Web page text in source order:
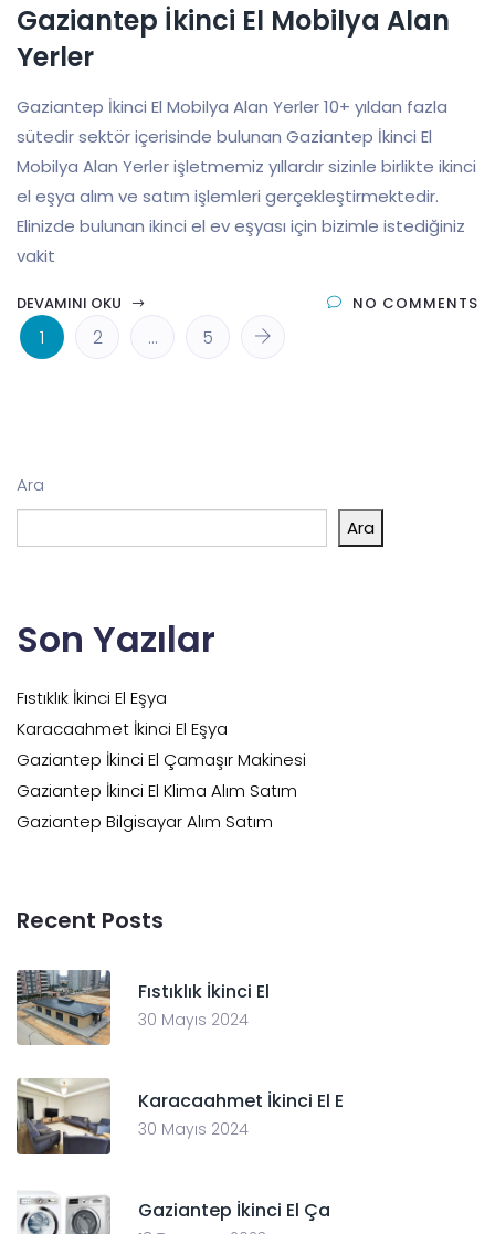
Gaziantep İkinci El Mobilya Alan
Yerler
Gaziantep İkinci El Mobilya Alan Yerler 10+ yıldan fazla
sütedir sektör içerisinde bulunan Gaziantep İkinci El
Mobilya Alan Yerler işletmemiz yıllardır sizinle birlikte ikinci
el eşya alım ve satım işlemleri gerçekleştirmektedir.
Elinizde bulunan ikinci el ev eşyası için bizimle istediğiniz
vakit
DEVAMINI OKU NO COMMENTS
1 2 … 5
Ara
Ara
Son Yazılar
Fıstıklık İkinci El Eşya
Karacaahmet İkinci El Eşya
Gaziantep İkinci El Çamaşır Makinesi
Gaziantep İkinci El Klima Alım Satım
Gaziantep Bilgisayar Alım Satım
Recent Posts
Fıstıklık İkinci El
30 Mayıs 2024
Karacaahmet İkinci El E
30 Mayıs 2024
Gaziantep İkinci El Ça